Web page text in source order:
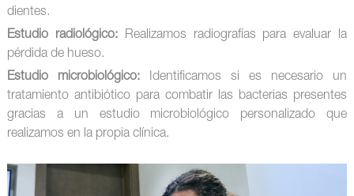
dientes.
Estudio radiológico:Realizamos radiografías para evaluar la
pérdida de hueso.
Estudio microbiológico:Identificamos si es necesario un
tratamiento antibiótico para combatir las bacterias presentes
gracias a un estudio microbiológico personalizado que
realizamos en la propia clínica.